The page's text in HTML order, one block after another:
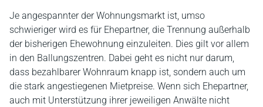
Je angespannter der Wohnungsmarkt ist, umso
schwieriger wird es für Ehepartner, die Trennung außerhalb
der bisherigen Ehewohnung einzuleiten. Dies gilt vor allem
in den Ballungszentren. Dabei geht es nicht nur darum,
dass bezahlbarer Wohnraum knapp ist, sondern auch um
die stark angestiegenen Mietpreise. Wenn sich Ehepartner,
auch mit Unterstützung ihrer jeweiligen Anwälte nicht